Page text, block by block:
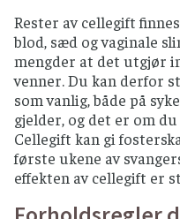
Rester av cellegift
blod, sæd og vaginale
mengder at det utgjør
venner. Du kan derfor
som vanlig, både på
gjelder, og det er om
Cellegift kan gi
første ukene av
effekten av cellegift er